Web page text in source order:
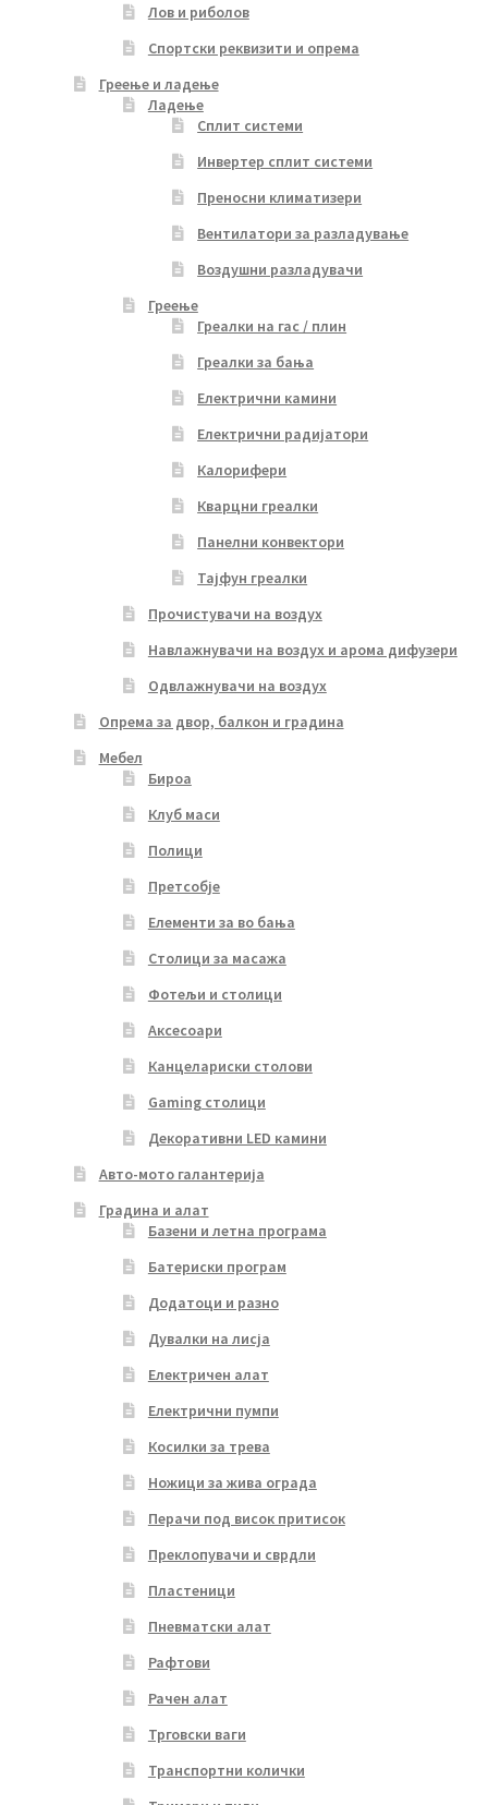
Лов и риболов
Спортски реквизити и опрема
Греење и ладење
Ладење
Сплит системи
Инвертер сплит системи
Преносни климатизери
Вентилатори за разладување
Воздушни разладувачи
Греење
Греалки на гас / плин
Греалки за бања
Електрични камини
Електрични радијатори
Калорифери
Кварцни греалки
Панелни конвектори
Тајфун греалки
Прочистувачи на воздух
Навлажнувачи на воздух и арома дифузери
Одвлажнувачи на воздух
Опрема за двор, балкон и градина
Мебел
Бироа
Клуб маси
Полици
Претсобје
Елементи за во бања
Столици за масажа
Фотељи и столици
Аксесоари
Канцелариски столови
Gaming столици
Декоративни LED камини
Авто-мото галантерија
Градина и алат
Базени и летна програма
Батериски програм
Додатоци и разно
Дувалки на лисја
Електричен алат
Електрични пумпи
Косилки за трева
Ножици за жива ограда
Перачи под висок притисок
Преклопувачи и сврдли
Пластеници
Пневматски алат
Рафтови
Рачен алат
Трговски ваги
Транспортни колички